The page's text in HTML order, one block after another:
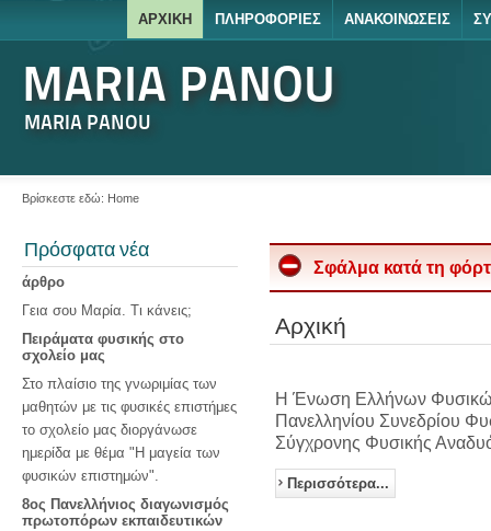
MARIA PANOU
MARIA PANOU
ΑΡΧΙΚΉ ΠΛΗΡΟΦΟΡΊΕΣ ΑΝΑΚΟΙΝΏΣΕΙΣ
Βρίσκεστε εδώ: Home
Πρόσφατα νέα
άρθρο
Γεια σου Μαρία. Τι κάνεις;
Πειράματα φυσικής στο
σχολείο μας
Στο πλαίσιο της γνωριμίας των
μαθητών με τις φυσικές επιστήμες
το σχολείο μας διοργάνωσε
ημερίδα με θέμα "Η μαγεία των
φυσικών επιστημών".
8ος Πανελλήνιος διαγωνισμός
πρωτοπόρων εκπαιδευτικών
Σφάλμα κατά τη
Αρχική
Η Ένωση Ελλήνων Φυσικών
Πανελληνίου Συνεδρίου
Σύγχρονης Φυσικής
Περισσότερα...